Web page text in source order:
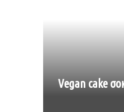
Vegan cake